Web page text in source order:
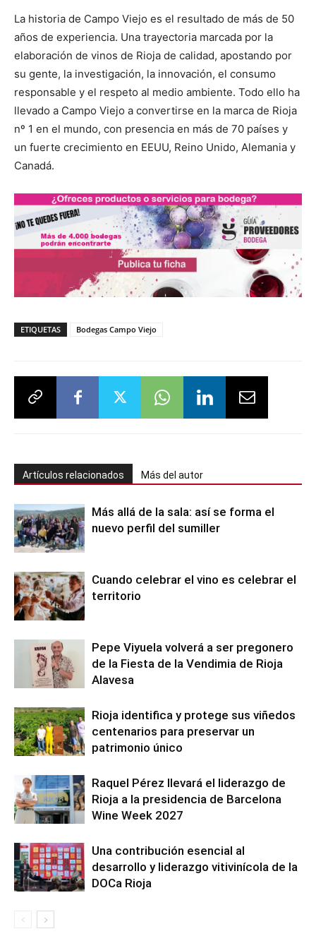
La historia de Campo Viejo es el resultado de más de 50
años de experiencia. Una trayectoria marcada por la
elaboración de vinos de Rioja de calidad, apostando por
su gente, la investigación, la innovación, el consumo
responsable y el respeto al medio ambiente. Todo ello ha
llevado a Campo Viejo a convertirse en la marca de Rioja
nº 1 en el mundo, con presencia en más de 70 países y
un fuerte crecimiento en EEUU, Reino Unido, Alemania y
Canadá.
ETIQUETAS Bodegas Campo Viejo
Artículos relacionados Más del autor
Más allá de la sala: así se forma el
nuevo perfil del sumiller
Cuando celebrar el vino es celebrar el
territorio
Pepe Viyuela volverá a ser pregonero
de la Fiesta de la Vendimia de Rioja
Alavesa
Rioja identifica y protege sus viñedos
centenarios para preservar un
patrimonio único
Raquel Pérez llevará el liderazgo de
Rioja a la presidencia de Barcelona
Wine Week 2027
Una contribución esencial al
desarrollo y liderazgo vitivinícola de la
DOCa Rioja